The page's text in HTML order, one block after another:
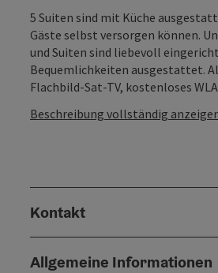
5 Suiten sind mit Küche
Gäste selbst versorgen können.
und Suiten sind liebevoll
Bequemlichkeiten ausgestattet.
Flachbild-Sat-TV, kostenloses
Beschreibung vollständig
Kontakt
Allgemeine Informationen